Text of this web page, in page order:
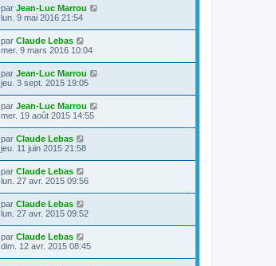
par Jean-Luc Marrou
lun. 9 mai 2016 21:54
par Claude Lebas
mer. 9 mars 2016 10:04
par Jean-Luc Marrou
jeu. 3 sept. 2015 19:05
par Jean-Luc Marrou
mer. 19 août 2015 14:55
par Claude Lebas
jeu. 11 juin 2015 21:58
par Claude Lebas
lun. 27 avr. 2015 09:56
par Claude Lebas
lun. 27 avr. 2015 09:52
par Claude Lebas
dim. 12 avr. 2015 08:45